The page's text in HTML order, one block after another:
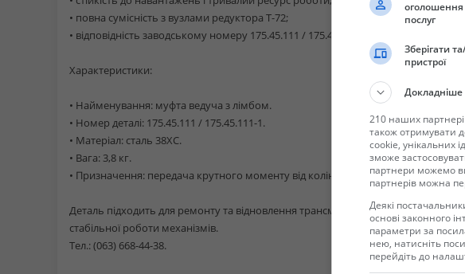
• повна сумісність з вузлами редуктора Т-72;
• відповідність заводському номеру 175.45.111 / 175.45.111-1.
Характеристики:
• Найменування: муфта ведуча з лімбом.
• Номер деталі: 175.45.111 / 175.45.111-1.
• Матеріал: сталь 38ХС.
• Вага: 3,8 кг.
• Призначення: передача крутного моменту від колінчастого валу на редуктор.
Деталь підходить для ремонту та відновлення трансмісійних вузлів
стабільної роботи механізмів.
Тел.: (063) 668-44-38.
оголошення
послуг
Зберігати
пристрої
Докладніше
210 наших
також отримувати
cookie, унікальних
зможе
партнери можемо
партнерів можна
Деякі
основі законного
параметри за
нею, натисніть
перейдіть до